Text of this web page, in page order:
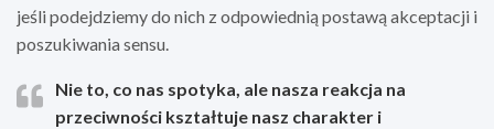
jeśli podejdziemy do nich z odpowiednią postawą akceptacji i
poszukiwania sensu.
Nie to, co nas spotyka, ale nasza reakcja na
przeciwności kształtuje nasz charakter i